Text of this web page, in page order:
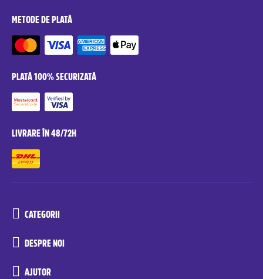
METODE DE PLATĂ
PLATĂ 100% SECURIZATĂ
LIVRARE ÎN 48/72H
CATEGORII
DESPRE NOI
AJUTOR